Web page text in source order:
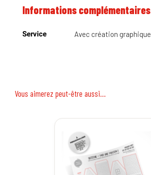
Informations complémentaires
Service Avec création graphique
Vous aimerez peut-être aussi…